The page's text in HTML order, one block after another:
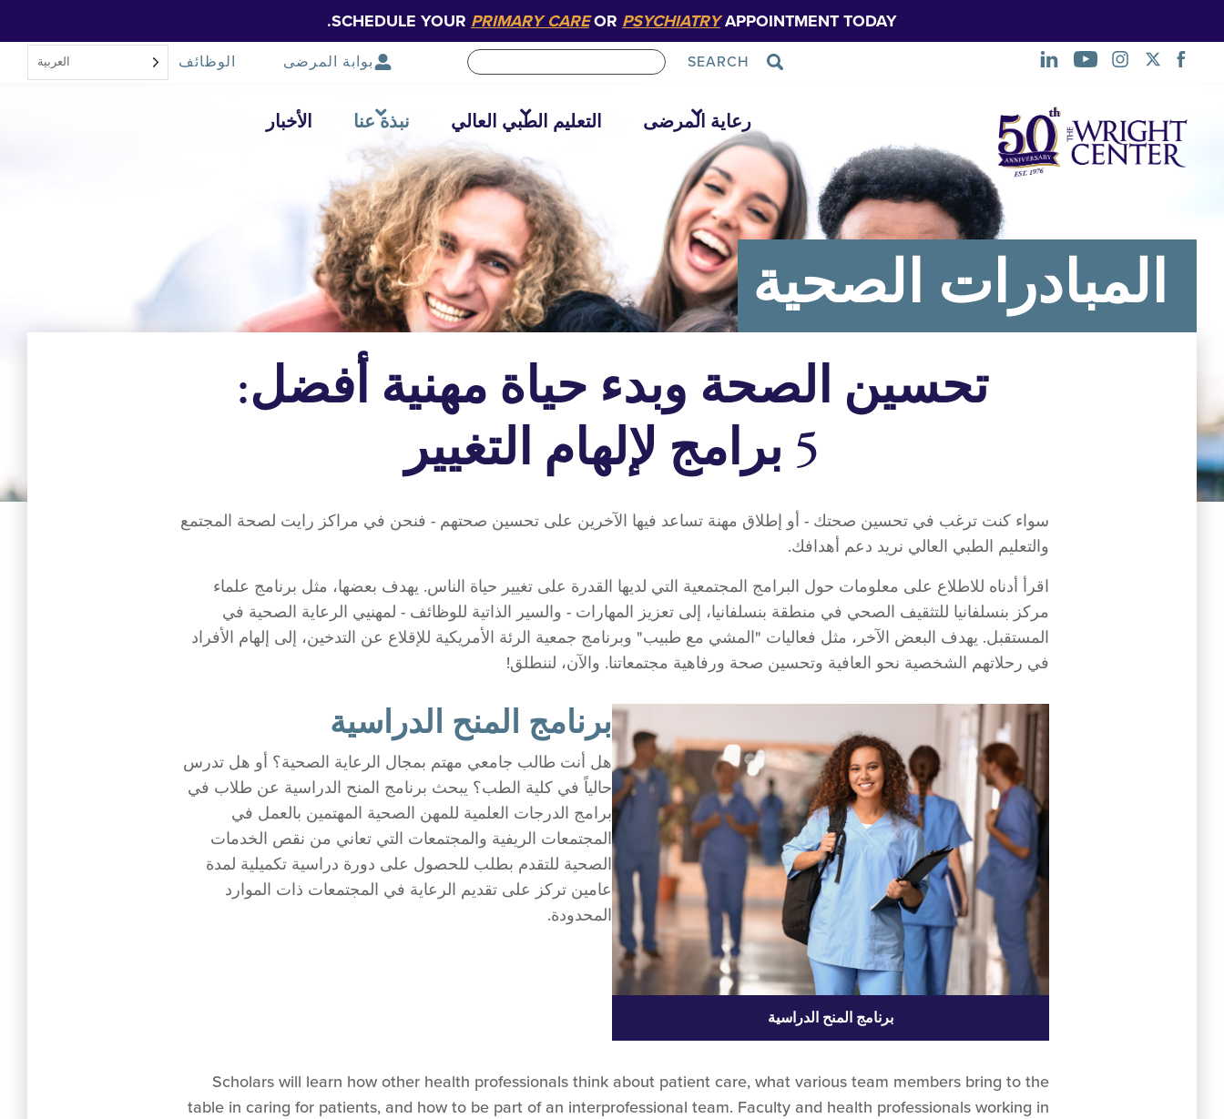
SCHEDULE YOUR PRIMARY CAREOR PSYCHIATRYAPPOINTMENT TODAY.
SEARCH بوابة المرضى الوظائف العربية‏
التنقل
رعاية المرضى التعليم الطبي العالي نبذة عنا الأخبار
المبادرات الصحية
تحسين الصحة وبدء حياة مهنية أفضل:
5 برامج لإلهام التغيير
سواء كنت ترغب في تحسين صحتك - أو إطلاق مهنة تساعد فيها الآخرين على تحسين صحتهم - فنحن في مراكز رايت لصحة المجتمع
والتعليم الطبي العالي نريد دعم أهدافك.
اقرأ أدناه للاطلاع على معلومات حول البرامج المجتمعية التي لديها القدرة على تغيير حياة الناس. يهدف بعضها، مثل برنامج علماء
مركز بنسلفانيا للتثقيف الصحي في منطقة بنسلفانيا، إلى تعزيز المهارات - والسير الذاتية للوظائف - لمهنيي الرعاية الصحية في
المستقبل. يهدف البعض الآخر، مثل فعاليات "المشي مع طبيب" وبرنامج جمعية الرئة الأمريكية للإقلاع عن التدخين، إلى إلهام الأفراد
في رحلاتهم الشخصية نحو العافية وتحسين صحة ورفاهية مجتمعاتنا. والآن، لننطلق!
برنامج المنح الدراسية
برنامج المنح الدراسية
هل أنت طالب جامعي مهتم بمجال الرعاية الصحية؟ أو هل تدرس
حالياً في كلية الطب؟ يبحث برنامج المنح الدراسية عن طلاب في
برامج الدرجات العلمية للمهن الصحية المهتمين بالعمل في
المجتمعات الريفية والمجتمعات التي تعاني من نقص الخدمات
الصحية للتقدم بطلب للحصول على دورة دراسية تكميلية لمدة
عامين تركز على تقديم الرعاية في المجتمعات ذات الموارد
المحدودة.
Scholars will learn how other health professionals think about patient care, what various team members bring to the
table in caring for patients, and how to be part of an interprofessional team. Faculty and health professionals working in